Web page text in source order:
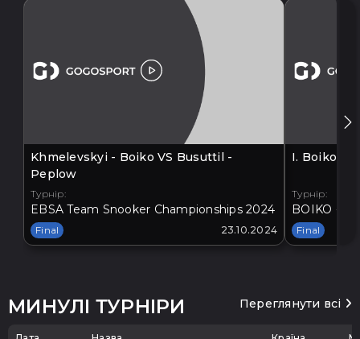
Khmelevskyi - Boiko VS Busuttil -
Peplow
Турнір:
EBSA Team Snooker Championships 2024
Final 23.10.2024
I. Boiko
Турнір:
BOIKO -
Final
МИНУЛІ ТУРНІРИ Переглянути всі